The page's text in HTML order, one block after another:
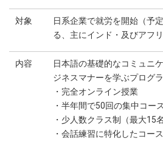
対象
日系企業で就労を開始（予
る、主にインド・及びアフ
内容
日本語の基礎的なコミュニ
ジネスマナーを学ぶプログ
・完全オンライン授業
・半年間で50回の集中コース
・少人数クラス制（最大15名
・会話練習に特化したコー